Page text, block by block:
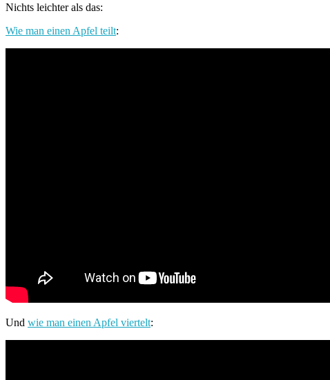
Nichts leichter als das:
Wie man einen Apfel teilt:
Und wie man einen Apfel viertelt: